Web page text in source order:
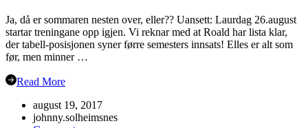
Ja, då er sommaren nesten over, eller?? Uansett: Laurdag 26.august
startar treningane opp igjen. Vi reknar med at Roald har lista klar,
der tabell-posisjonen syner førre semesters innsats! Elles er alt som
før, men minner …
Read More
august 19, 2017
johnny.solheimsnes